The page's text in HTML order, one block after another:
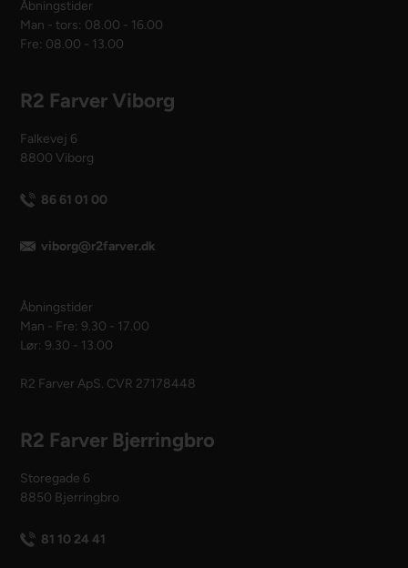
Åbningstider
Man - tors: 08.00 - 16.00
Fre: 08.00 - 13.00
R2 Farver Viborg
Falkevej 6
8800 Viborg
86 61 01 00
viborg@r2farver.dk
Åbningstider
Man - Fre: 9.30 - 17.00
Lør: 9.30 - 13.00
R2 Farver ApS. CVR 27178448
R2 Farver Bjerringbro
Storegade 6
8850 Bjerringbro
81 10 24 41